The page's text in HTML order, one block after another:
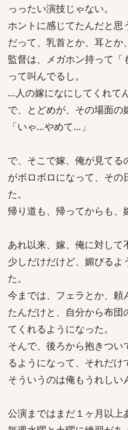
っったい演技じゃない。
ホントに感じてたんだと思
だって、乳首とか、耳とか
監督は、メガホン持って「
って叫んでるし。
…人の嫁になにしてくれて
で、とどめが、その場面の
「いゃ…やめて…」
で、そこで嫁、俺が見て
がボロボロになって、その
た。
帰り道も、帰ってからも、
あれ以来、嫁、俺に対して
少しだけだけど、媚びるよ
た。
今までは、フェラとか、頼
たんだけと、自分から布団
てくれるようになった。
そんで、後ろから抱きつい
るようになって、それだけ
そういうのは俺もうれしい
公演まではまだ１ヶ月以上